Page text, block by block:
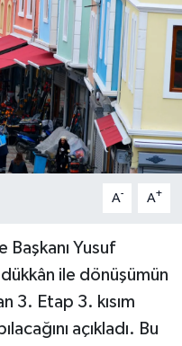
A- A+
Başkanı Yusuf
ile dönüşümün
3. Etap 3. kısım
açıkladı. Bu